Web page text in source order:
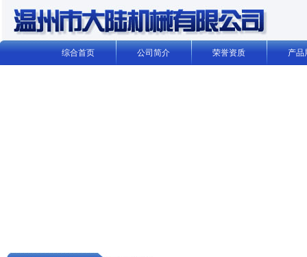
综合首页 公司简介 荣誉资质 产品